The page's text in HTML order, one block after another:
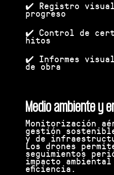
✔️ Registro
progreso
✔️ Control de
hitos
✔️ Informes
de obra
Medio ambiente y
Monitorización
gestión
y de
Los drones
seguimientos
impacto
eficiencia.